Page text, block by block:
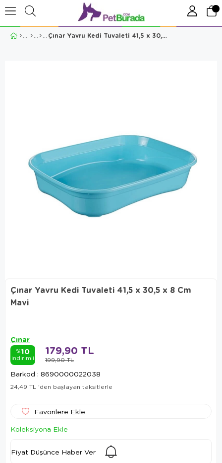
Çınar Yavru Kedi Tuvaleti 41,5 x 30,5 x 8 Cm Mavi
Çınar Yavru Kedi Tuvaleti 41,5 x 30,5 x 8 Cm
Mavi
Çınar
%10
indirimli 199,90 TL
179,90 TL
Barkod : 8690000022038
24,49 TL 'den başlayan taksitlerle
Favorilere Ekle
Koleksiyona Ekle
Fiyat Düşünce Haber Ver